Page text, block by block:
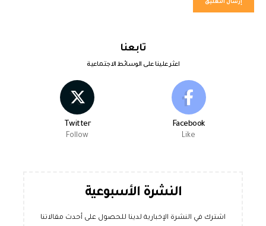
تابعنا
اعثر علينا على الوسائط الاجتماعية
Facebook
Like
Twitter
Follow
النشرة الأسبوعية
اشترك في النشرة الإخبارية لدينا للحصول على أحدث مقالاتنا